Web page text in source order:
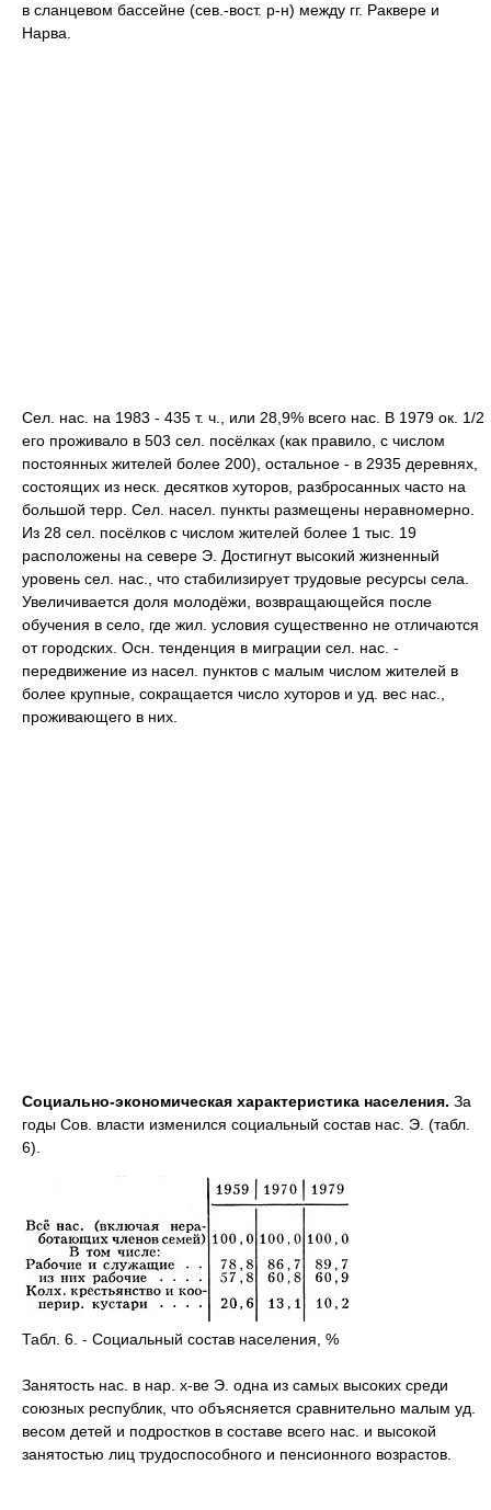
в сланцевом бассейне (сев.-вост. р-н) между гг. Раквере и
Нарва.
Сел. нас. на 1983 - 435 т. ч., или 28,9% всего нас. В 1979 ок. 1/2
его проживало в 503 сел. посёлках (как правило, с числом
постоянных жителей более 200), остальное - в 2935 деревнях,
состоящих из неск. десятков хуторов, разбросанных часто на
большой терр. Сел. насел. пункты размещены неравномерно.
Из 28 сел. посёлков с числом жителей более 1 тыс. 19
расположены на севере Э. Достигнут высокий жизненный
уровень сел. нас., что стабилизирует трудовые ресурсы села.
Увеличивается доля молодёжи, возвращающейся после
обучения в село, где жил. условия существенно не отличаются
от городских. Осн. тенденция в миграции сел. нас. -
передвижение из насел. пунктов с малым числом жителей в
более крупные, сокращается число хуторов и уд. вес нас.,
проживающего в них.
Социально-экономическая характеристика населения. За
годы Сов. власти изменился социальный состав нас. Э. (табл.
6).
Табл. 6. - Социальный состав населения, %
Занятость нас. в нар. х-ве Э. одна из самых высоких среди
союзных республик, что объясняется сравнительно малым уд.
весом детей и подростков в составе всего нас. и высокой
занятостью лиц трудоспособного и пенсионного возрастов.